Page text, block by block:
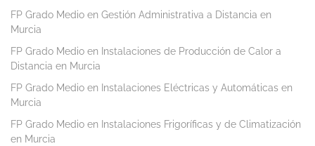
FP Grado Medio en Gestión Administrativa a Distancia en
Murcia
FP Grado Medio en Instalaciones de Producción de Calor a
Distancia en Murcia
FP Grado Medio en Instalaciones Eléctricas y Automáticas en
Murcia
FP Grado Medio en Instalaciones Frigoríficas y de Climatización
en Murcia